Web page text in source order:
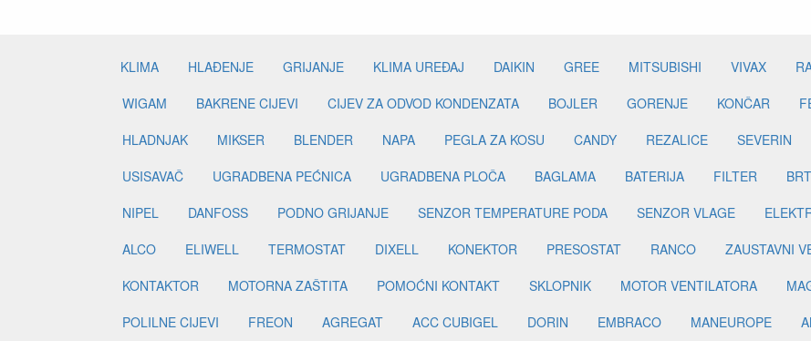
KLIMA HLAĐENJE GRIJANJE KLIMA UREĐAJ DAIKIN GREE MITSUBISHI VIVAX
WIGAM
BAKRENE CIJEVI CIJEV ZA ODVOD KONDENZATA BOJLER GORENJE KONČAR
HLADNJAK
MIKSER BLENDER NAPA PEGLA ZA KOSU CANDY REZALICE SEVERIN
USISAVAČ
UGRADBENA PEĆNICA UGRADBENA PLOČA BAGLAMA BATERIJA FILTER
NIPEL
DANFOSS PODNO GRIJANJE SENZOR TEMPERATURE PODA SENZOR VLAGE
ALCO
ELIWELL TERMOSTAT DIXELL KONEKTOR PRESOSTAT RANCO ZAUSTAVNI
KONTAKTOR
MOTORNA ZAŠTITA POMOĆNI KONTAKT SKLOPNIK MOTOR VENTILATORA
POLILNE CIJEVI
FREON AGREGAT ACC CUBIGEL DORIN EMBRACO MANEUROPE